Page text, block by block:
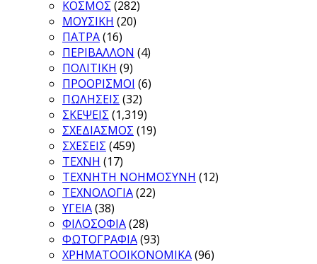
ΚΟΣΜΟΣ (282)
ΜΟΥΣΙΚΗ (20)
ΠΑΤΡΑ(16)
ΠΕΡΙΒΑΛΛΟΝ (4)
ΠΟΛΙΤΙΚΗ (9)
ΠΡΟΟΡΙΣΜΟΙ (6)
ΠΩΛΗΣΕΙΣ (32)
ΣΚΕΨΕΙΣ (1,319)
ΣΧΕΔΙΑΣΜΟΣ (19)
ΣΧΕΣΕΙΣ (459)
ΤΕΧΝΗ (17)
ΤΕΧΝΗΤΗ ΝΟΗΜΟΣΥΝΗ (12)
ΤΕΧΝΟΛΟΓΙΑ(22)
ΥΓΕΙΑ(38)
ΦΙΛΟΣΟΦΙΑ(28)
ΦΩΤΟΓΡΑΦΙΑ(93)
ΧΡΗΜΑΤΟΟΙΚΟΝΟΜΙΚΑ(96)